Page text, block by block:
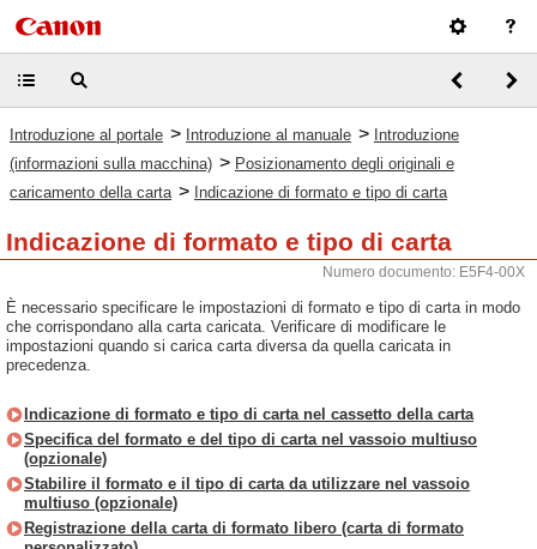
Introduzione al portale > Introduzione al manuale > Introduzione
(informazioni sulla macchina) > Posizionamento degli originali e
caricamento della carta > Indicazione di formato e tipo di carta
Indicazione di formato e tipo di carta
Numero documento: E5F4-00X
È necessario specificare le impostazioni di formato e tipo di carta in modo
che corrispondano alla carta caricata. Verificare di modificare le
impostazioni quando si carica carta diversa da quella caricata in
precedenza.
Indicazione di formato e tipo di carta nel cassetto della carta
Specifica del formato e del tipo di carta nel vassoio multiuso
(opzionale)
Stabilire il formato e il tipo di carta da utilizzare nel vassoio
multiuso (opzionale)
Registrazione della carta di formato libero (carta di formato